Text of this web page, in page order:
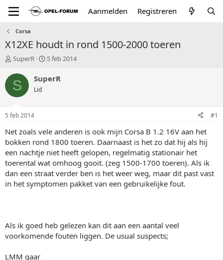
Aanmelden Registreren
Corsa
X12XE houdt in rond 1500-2000 toeren
T
p
i
a
r
t
e
r
SuperR
S
a
u
m
5 feb 2014
S SuperR
Lid
5 feb 2014 #1
Net zoals vele anderen is ook mijn Corsa B 1.2 16V aan het
bokken rond 1800 toeren. Daarnaast is het zo dat hij als hij
een nachtje niet heeft gelopen, regelmatig stationair het
toerental wat omhoog gooit. (zeg 1500-1700 toeren). Als ik
dan een straat verder ben is het weer weg, maar dit past vast
in het symptomen pakket van een gebruikelijke fout.
Als ik goed heb gelezen kan dit aan een aantal veel
voorkomende fouten liggen. De usual suspects;
LMM gaar